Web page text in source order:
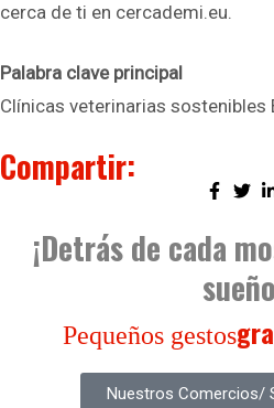
cerca de ti en cercademi.eu.
Palabra clave principal
Clínicas veterinarias sostenibles
Compartir:
¡Detrás de cada
Pequeños gestos
Nuestros Comercios/